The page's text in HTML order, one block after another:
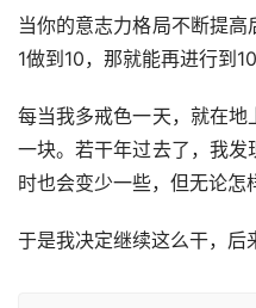
当你的意志力格局不断提
1做到10，那就能再进行到
每当我多戒色一天，就在
一块。若干年过去了，我
时也会变少一些，但无论怎
于是我决定继续这么干，